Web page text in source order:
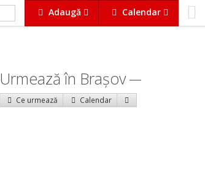
Adaugă Calendar
Urmează în Braşov
Ce urmează Calendar